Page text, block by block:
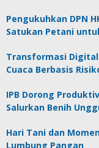
Pengukuhkan DPN
Satukan Petani
Transformasi Digital
Cuaca Berbasis
IPB Dorong
Salurkan Benih
Hari Tani dan
Lumbung Pangan